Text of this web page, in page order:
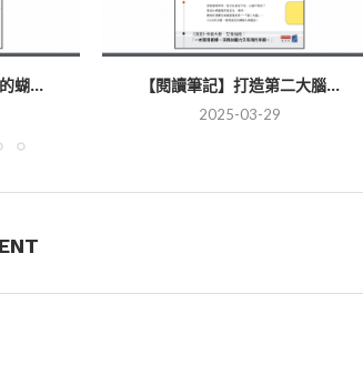
蝴...
【閱讀筆記】打造第二大腦...
2025-03-29